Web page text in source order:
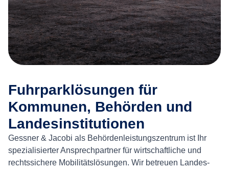
Fuhrparklösungen für
Kommunen, Behörden und
Landesinstitutionen
Gessner & Jacobi als Behördenleistungszentrum ist Ihr
spezialisierter Ansprechpartner für wirtschaftliche und
rechtssichere Mobilitätslösungen. Wir betreuen Landes-